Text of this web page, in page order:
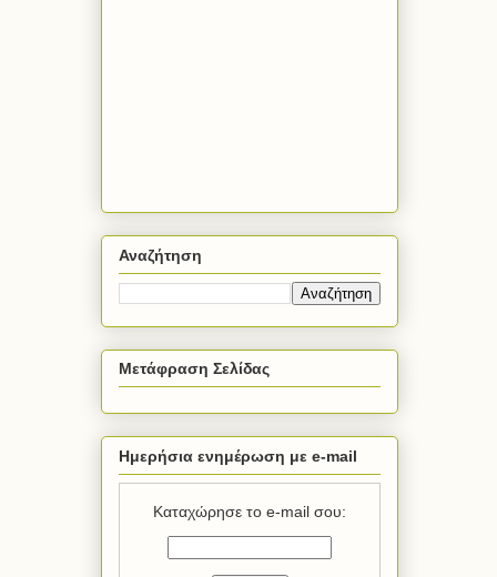
Αναζήτηση
Μετάφραση Σελίδας
Ημερήσια ενημέρωση με e-mail
Καταχώρησε το e-mail σου: